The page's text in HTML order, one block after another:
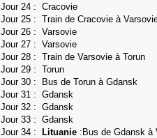
Jour 24 : Cracovie
Jour 25 : Train de Cracovie à
Jour 26 : Varsovie
Jour 27 : Varsovie
Jour 28 : Train de Varsovie à Torun
Jour 29 : Torun
Jour 30 :
Bus de Torun à Gdansk
Jour 31 : Gdansk
Jour 32 : Gdansk
Jour 33 : Gdansk
Jour 34 :
Lituanie : Bus de Gdansk à